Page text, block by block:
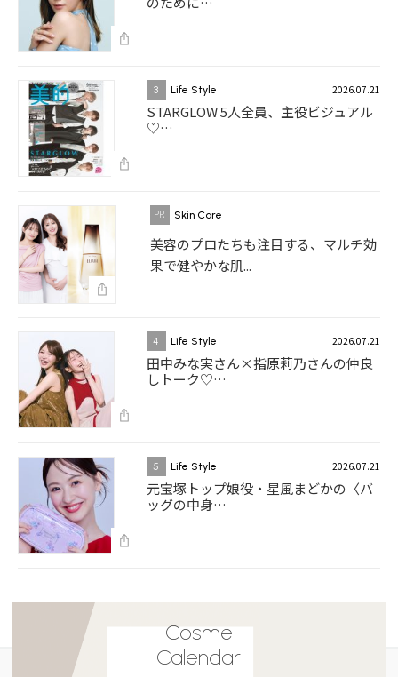
3 Life Style 2026.07.21
STARGLOW 5人全員、主役ビジュアル
♡…
Skin Care
美容のプロたちも注目する、マルチ効
果で健やかな肌...
4 Life Style 2026.07.21
田中みな実さん×指原莉乃さんの仲良
しトーク♡…
5 Life Style 2026.07.21
元宝塚トップ娘役・星風まどかの〈バ
ッグの中身…
Cosme
Calendar